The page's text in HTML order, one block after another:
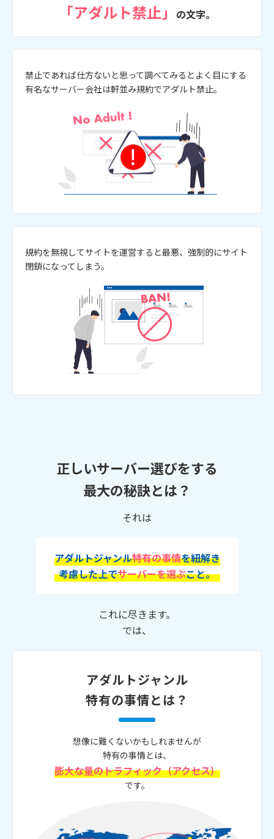
「アダルト禁止」 の文字。
禁止であれば仕方ないと思って調べてみるとよく目にする
有名なサーバー会社は軒並み規約でアダルト禁止。
規約を無視してサイトを運営すると最悪、強制的にサイト
閉鎖になってしまう。
正しいサーバー選びをする
最大の秘訣とは？
それは
アダルトジャンル特有の事情を紐解き
考慮した上でサーバーを選ぶこと。
これに尽きます。
では、
アダルトジャンル
特有の事情とは？
想像に難くないかもしれませんが
特有の事情とは、
膨大な量のトラフィック（アクセス）
です。